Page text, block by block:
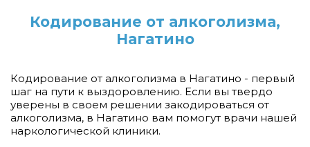
Кодирование от алкоголизма,
Нагатино
Кодирование от алкоголизма в Нагатино - первый
шаг на пути к выздоровлению. Если вы твердо
уверены в своем решении закодироваться от
алкоголизма, в Нагатино вам помогут врачи нашей
наркологической клиники.